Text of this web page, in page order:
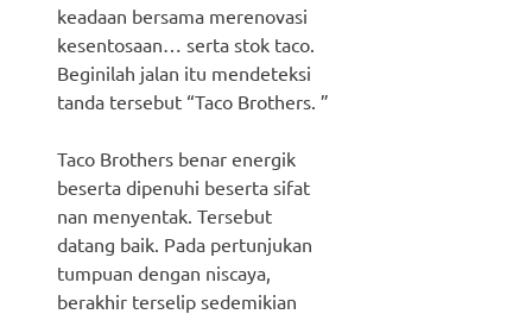
keadaan bersama merenovasi
kesentosaan… serta stok taco.
Beginilah jalan itu mendeteksi
tanda tersebut “Taco Brothers. ”
Taco Brothers benar energik
beserta dipenuhi beserta sifat
nan menyentak. Tersebut
datang baik. Pada pertunjukan
tumpuan dengan niscaya,
berakhir terselip sedemikian